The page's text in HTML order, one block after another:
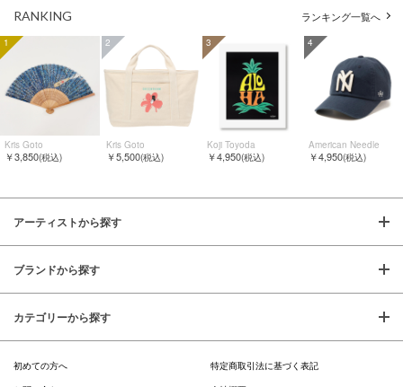
RANKING ランキング一覧へ
1
Kris Goto
￥3,850(税込)
2
Kris Goto
￥5,500(税込)
3
Koji Toyoda
￥4,950(税込)
4
American Needle
￥4,950(税込)
アーティストから探す
ブランドから探す
カテゴリーから探す
初めての方へ
特定商取引法に基づく表記